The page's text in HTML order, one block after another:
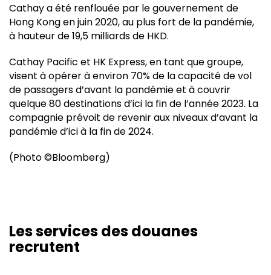
Cathay a été renflouée par le gouvernement de
Hong Kong en juin 2020, au plus fort de la pandémie,
à hauteur de 19,5 milliards de HKD.
Cathay Pacific et HK Express, en tant que groupe,
visent à opérer à environ 70% de la capacité de vol
de passagers d’avant la pandémie et à couvrir
quelque 80 destinations d’ici la fin de l’année 2023. La
compagnie prévoit de revenir aux niveaux d’avant la
pandémie d’ici à la fin de 2024.
(Photo ©Bloomberg)
Les services des douanes
recrutent